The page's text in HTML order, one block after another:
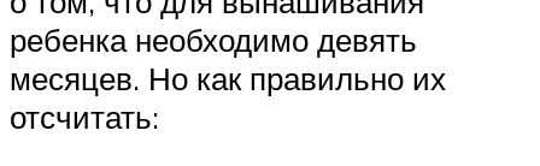
ребенка необходимо девять
месяцев. Но как правильно их
отсчитать: